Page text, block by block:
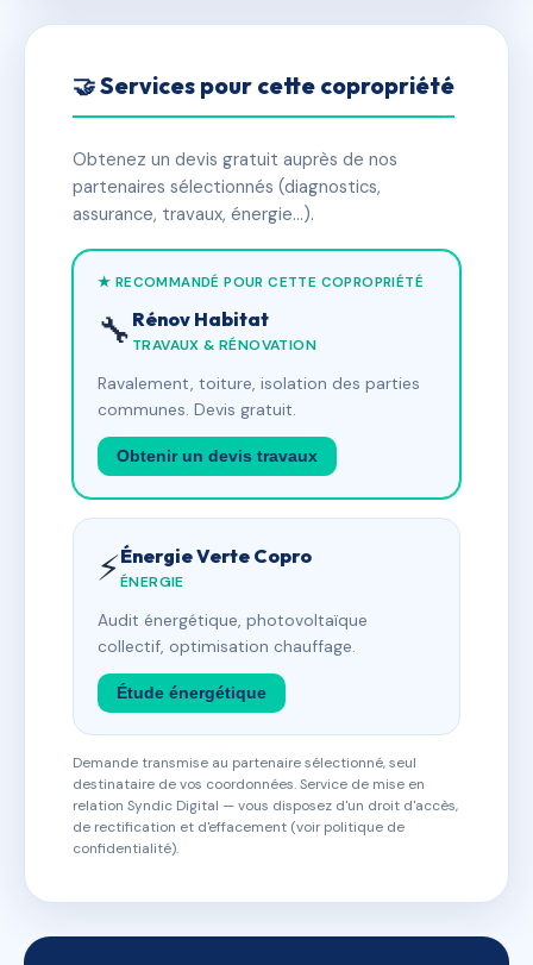
🤝 Services pour cette copropriété
Obtenez un devis gratuit auprès de nos
partenaires sélectionnés (diagnostics,
assurance, travaux, énergie…).
★ RECOMMANDÉ POUR CETTE COPROPRIÉTÉ
🔧 Rénov Habitat
TRAVAUX & RÉNOVATION
Ravalement, toiture, isolation des parties
communes. Devis gratuit.
Obtenir un devis travaux
⚡Énergie Verte Copro
ÉNERGIE
Audit énergétique, photovoltaïque
collectif, optimisation chauffage.
Étude énergétique
Demande transmise au partenaire sélectionné, seul
destinataire de vos coordonnées. Service de mise en
relation Syndic Digital — vous disposez d'un droit d'accès,
de rectification et d'effacement (voir politique de
confidentialité).